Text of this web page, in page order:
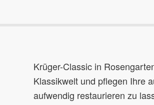
Krüger-Classic in
Klassikwelt und pflegen Ihre
aufwendig restaurieren zu